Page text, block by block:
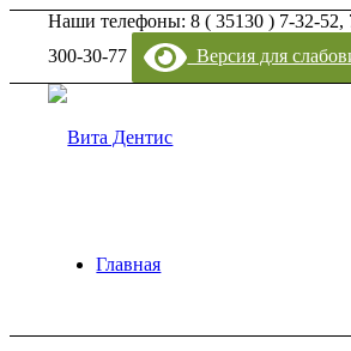
Наши телефоны: 8 ( 35130 ) 7-32-52,
300-30-77
Версия для
Главная